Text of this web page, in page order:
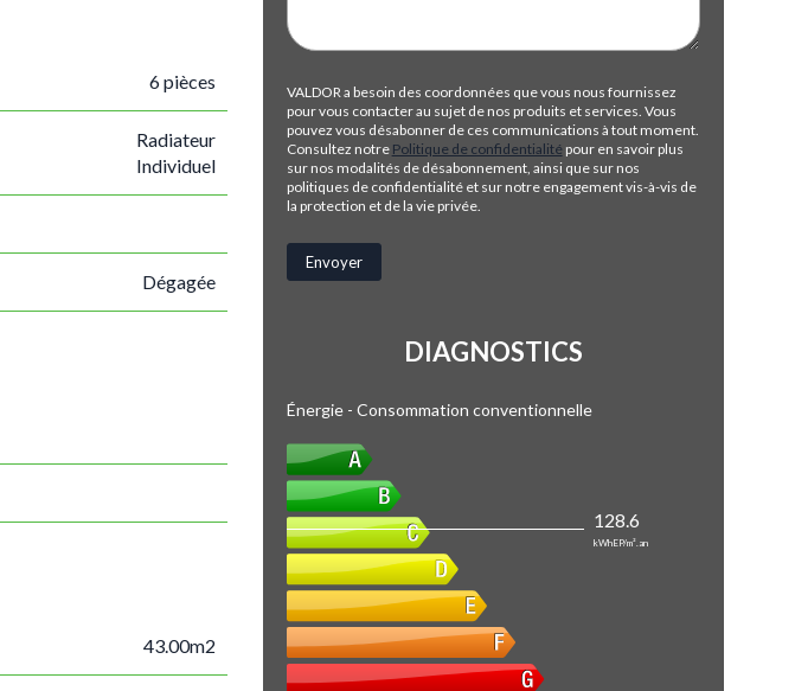
6 pièces
Radiateur
Individuel
Dégagée
43.00m2
VALDOR a besoin des coordonnées que vous nous fournissez
pour vous contacter au sujet de nos produits et services. Vous
pouvez vous désabonner de ces communications à tout moment.
Consultez notre Politique de confidentialité pour en savoir plus
sur nos modalités de désabonnement, ainsi que sur nos
politiques de confidentialité et sur notre engagement vis-à-vis de
la protection et de la vie privée.
DIAGNOSTICS
Énergie - Consommation conventionnelle
128.6
kWhEP/m².an